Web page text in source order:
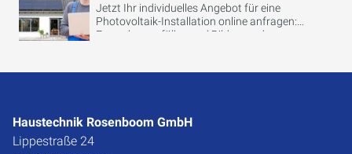
Jetzt Ihr individuelles Angebot für eine
Photovoltaik-Installation online anfragen:
Formular ausfüllen und Bilder senden.
Haustechnik Rosenboom GmbH
Lippestraße 24